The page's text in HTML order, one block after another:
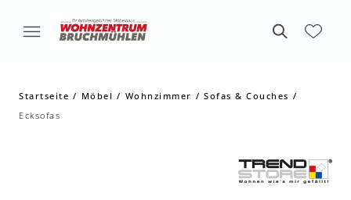
Startseite Möbel Wohnzimmer
Sofas & Couches
Ecksofas